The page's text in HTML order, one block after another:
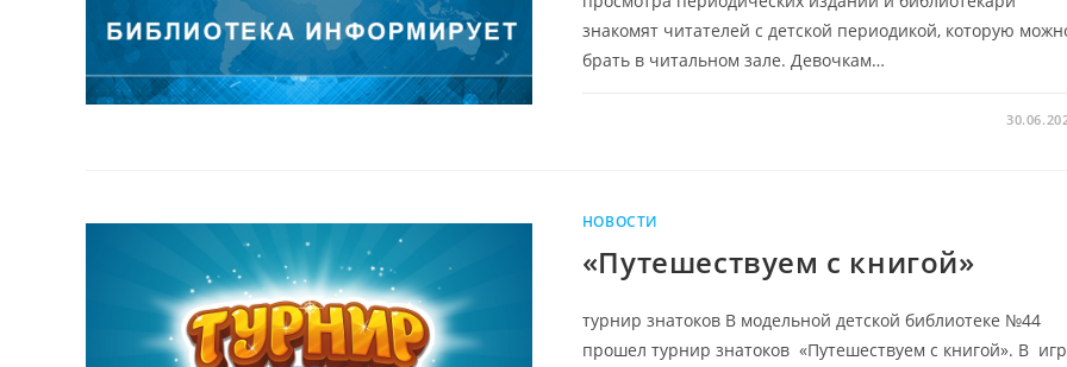
знакомят читателей с детской периодикой, которую
брать в читальном зале. Девочкам…
НОВОСТИ
«Путешествуем с книгой»
турнир знатоков В модельной детской библиотеке №44
прошел турнир знатоков «Путешествуем с книгой». В